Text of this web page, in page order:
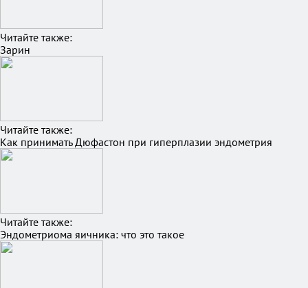
Читайте также:
Зарин
Читайте также:
Как принимать Дюфастон при гиперплазии эндометрия
Читайте также:
Эндометриома яичника: что это такое